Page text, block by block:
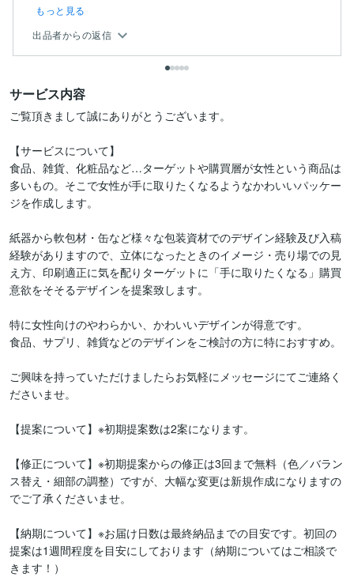
もっと見る
出品者からの返信
サービス内容
ご覧頂きまして誠にありがとうございます。
【サービスについて】
食品、雑貨、化粧品など…ターゲットや購買層が女性という商品は
多いもの。そこで女性が手に取りたくなるようなかわいいパッケー
ジを作成します。
紙器から軟包材・缶など様々な包装資材でのデザイン経験及び入稿
経験がありますので、立体になったときのイメージ・売り場での見
え方、印刷適正に気を配りターゲットに「手に取りたくなる」購買
意欲をそそるデザインを提案致します。
特に女性向けのやわらかい、かわいいデザインが得意です。
食品、サプリ、雑貨などのデザインをご検討の方に特におすすめ。
ご興味を持っていただけましたらお気軽にメッセージにてご連絡く
ださいませ。
【提案について】※初期提案数は2案になります。
【修正について】※初期提案からの修正は3回まで無料（色／バラン
ス替え・細部の調整）ですが、大幅な変更は新規作成になりますの
でご了承くださいませ。
【納期について】※お届け日数は最終納品までの目安です。初回の
提案は1週間程度を目安にしております（納期についてはご相談で
きます！）